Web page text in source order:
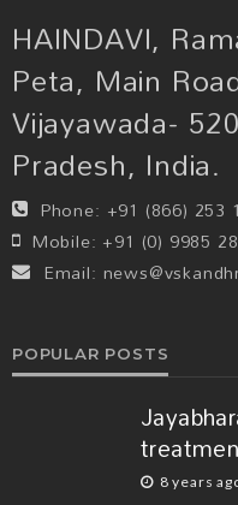
HAINDAVI,
Peta, Main
Vijayawada-
Pradesh, India.
Phone: +91 (866) 253
Mobile: +91 (0) 9985
Email:
POPULAR POSTS
8 years